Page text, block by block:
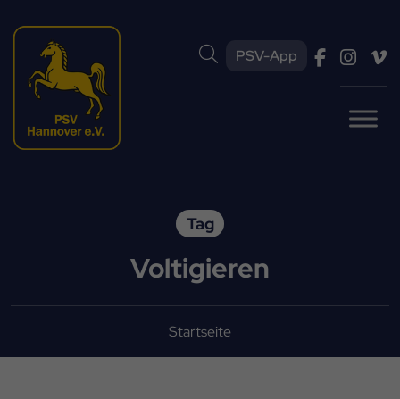
PSV-App
Tag
Voltigieren
Startseite